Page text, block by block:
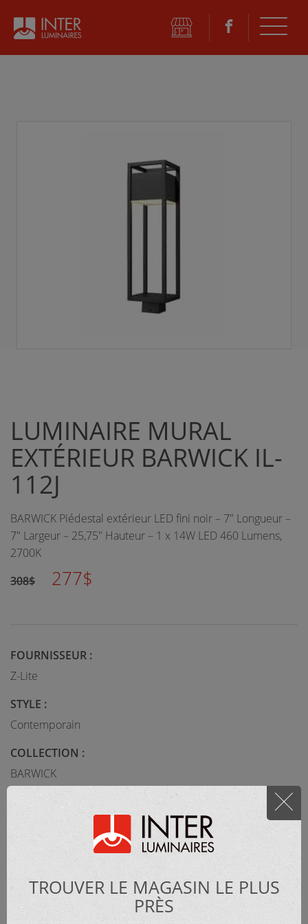
TROUVER LE MAGASIN LE PLUS
PRÈS
LUMINAIRE MURAL
EXTÉRIEUR BARWICK IL-
112J
BARWICK Piédestal extérieur LED fini noir – 7" Longueur –
7" Largeur – 25,75" Hauteur – 1 x 14W LED 460 Lumens,
2700K
308$
277$
FOURNISSEUR :
Z-Lite
STYLE :
Contemporain
COLLECTION :
BARWICK
CATÉGORIE :
©2026 Inter Luminaires. Tous droits réservés. Conception Web :: Oktane